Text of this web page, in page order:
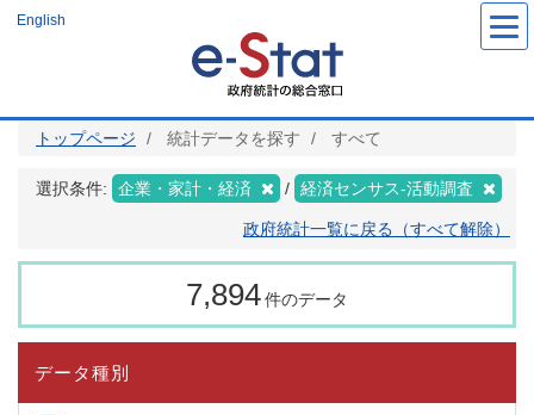
ツ
English
トップページ 統計データを探す すべて
選択条件: 企業・家計・経済 経済センサス‐活動調査
政府統計一覧に戻る（すべて解除）
7,894件のデータ
データ種別